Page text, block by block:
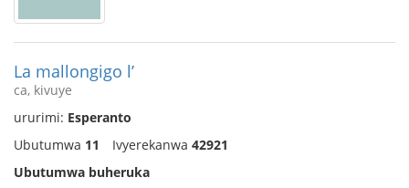
La mallongigo l’
ca, kivuye
ururimi: Esperanto
Ubutumwa 11 Ivyerekanwa 42921
Ubutumwa buheruka